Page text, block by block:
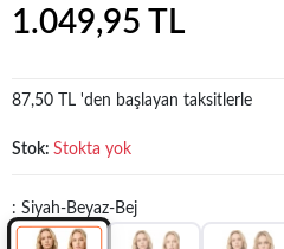
1.049,95 TL
87,50 TL 'den başlayan taksitlerle
Stok: Stokta yok
: Siyah-Beyaz-Bej